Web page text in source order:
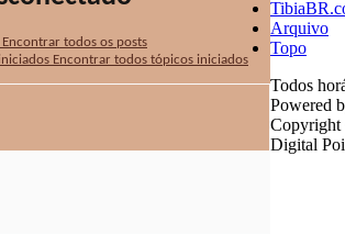
Encontrar todos os posts
Encontrar todos tópicos iniciados
Arquivo
Topo
Todos
Powered
Copyright
Digital